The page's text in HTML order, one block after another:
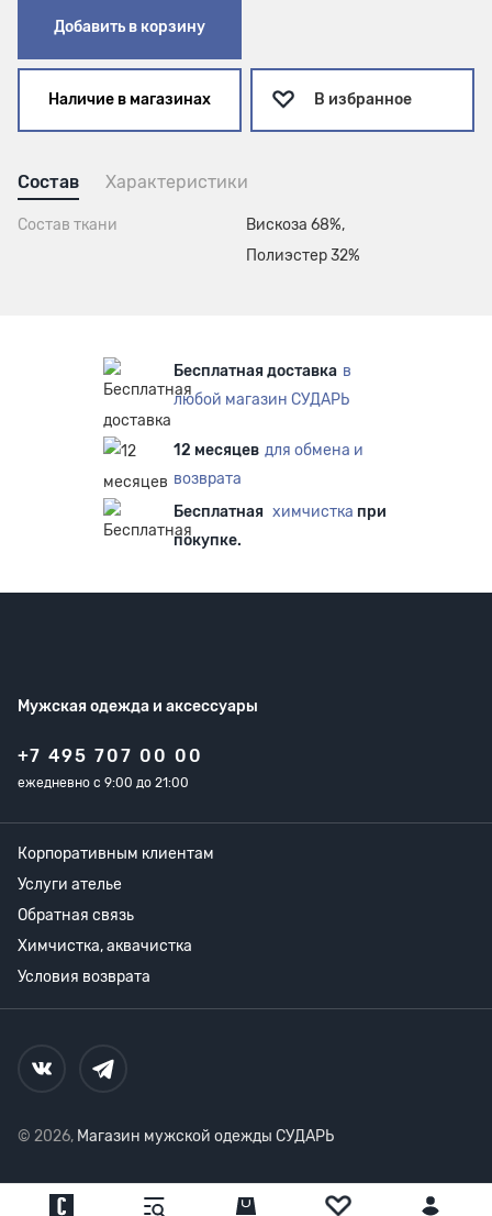
Добавить в корзину
Наличие в магазинах В избранное
Состав Характеристики
Состав ткани
Вискоза 68%,
Полиэстер 32%
Бесплатная доставка в
любой магазин СУДАРЬ
12 месяцев для обмена и
возврата
Бесплатная химчистка при
покупке.
Мужская одежда и аксессуары
+7 495 707 00 00
ежедневно с 9:00 до 21:00
Корпоративным клиентам
Услуги ателье
Обратная связь
Химчистка, аквачистка
Условия возврата
© 2026, Магазин мужской одежды СУДАРЬ